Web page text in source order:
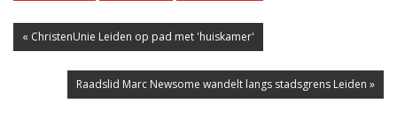
« ChristenUnie Leiden op pad met 'huiskamer'
Raadslid Marc Newsome wandelt langs stadsgrens Leiden »